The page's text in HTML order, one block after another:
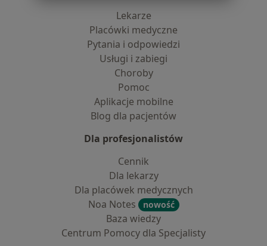
Lekarze
Placówki medyczne
Pytania i odpowiedzi
Usługi i zabiegi
Choroby
Pomoc
Aplikacje mobilne
Blog dla pacjentów
Dla profesjonalistów
Cennik
Dla lekarzy
Dla placówek medycznych
Noa Notes
nowość
Baza wiedzy
Centrum Pomocy dla Specjalisty